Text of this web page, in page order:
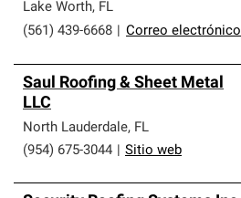
Lake Worth, FL
(561) 439-6668
Correo electrónico
Saul Roofing & Sheet Metal
LLC
North Lauderdale, FL
(954) 675-3044
Sitio web